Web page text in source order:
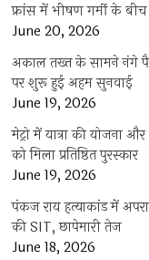
फ्रांस में भीषण गर्मी के
June 20, 2026
अकाल तख्त के सामने नंगे
पर शुरू हुई अहम सुनवाई
June 19, 2026
मेट्रो में यात्रा की योजना
को मिला प्रतिष्ठित पुरस्कार
June 19, 2026
पंकज राय हत्याकांड में
की SIT, छापेमारी तेज
June 18, 2026